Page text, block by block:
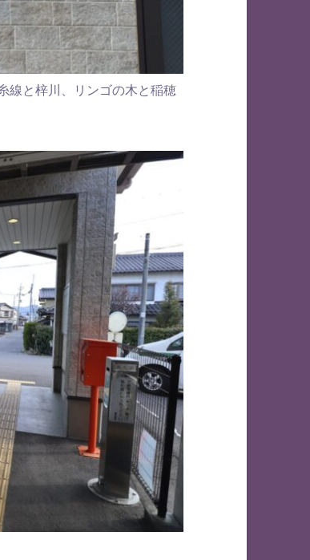
線と梓川、リンゴの木と稲穂